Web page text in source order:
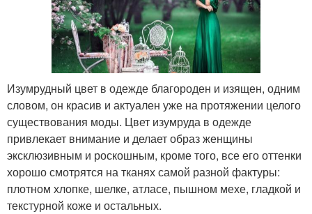
Изумрудный цвет в одежде благороден и изящен, одним
словом, он красив и актуален уже на протяжении целого
существования моды. Цвет изумруда в одежде
привлекает внимание и делает образ женщины
эксклюзивным и роскошным, кроме того, все его оттенки
хорошо смотрятся на тканях самой разной фактуры:
плотном хлопке, шелке, атласе, пышном мехе, гладкой и
текстурной коже и остальных.